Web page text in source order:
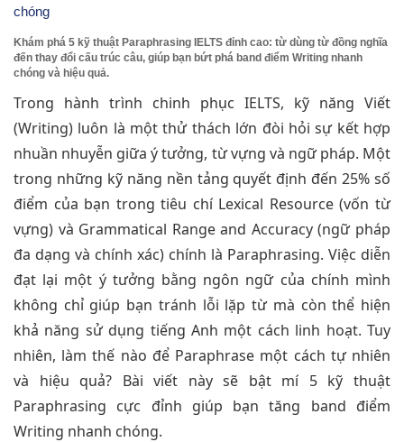
chóng
Khám phá 5 kỹ thuật Paraphrasing IELTS đỉnh cao: từ dùng từ đồng nghĩa
đến thay đổi cấu trúc câu, giúp bạn bứt phá band điểm Writing nhanh
chóng và hiệu quả.
Trong hành trình chinh phục IELTS, kỹ năng Viết
(Writing) luôn là một thử thách lớn đòi hỏi sự kết hợp
nhuần nhuyễn giữa ý tưởng, từ vựng và ngữ pháp. Một
trong những kỹ năng nền tảng quyết định đến 25% số
điểm của bạn trong tiêu chí Lexical Resource (vốn từ
vựng) và Grammatical Range and Accuracy (ngữ pháp
đa dạng và chính xác) chính là Paraphrasing. Việc diễn
đạt lại một ý tưởng bằng ngôn ngữ của chính mình
không chỉ giúp bạn tránh lỗi lặp từ mà còn thể hiện
khả năng sử dụng tiếng Anh một cách linh hoạt. Tuy
nhiên, làm thế nào để Paraphrase một cách tự nhiên
và hiệu quả? Bài viết này sẽ bật mí 5 kỹ thuật
Paraphrasing cực đỉnh giúp bạn tăng band điểm
Writing nhanh chóng.